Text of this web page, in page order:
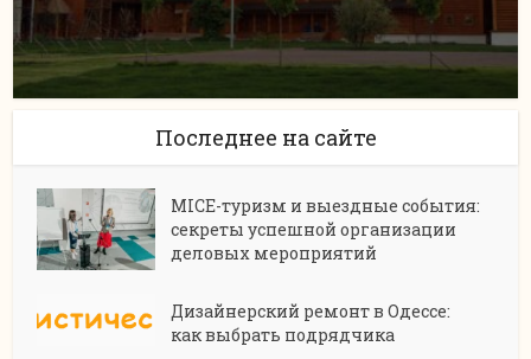
Последнее на сайте
MICE-туризм и выездные события:
секреты успешной организации
деловых мероприятий
Дизайнерский ремонт в Одессе:
как выбрать подрядчика